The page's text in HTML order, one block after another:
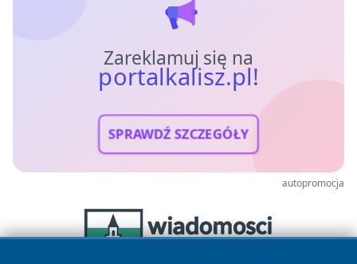
Zareklamuj się na
portalkalisz.pl!
SPRAWDŹ SZCZEGÓŁY
autopromocja